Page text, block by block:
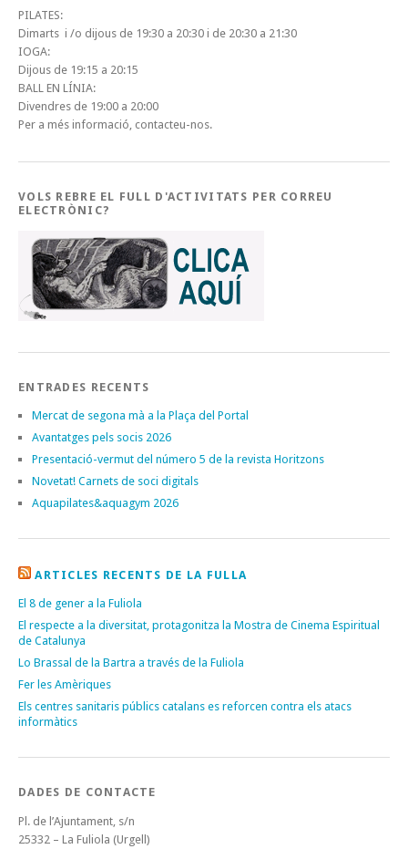
PILATES:
Dimarts i /o dijous de 19:30 a 20:30 i de 20:30 a 21:30
IOGA:
Dijous de 19:15 a 20:15
BALL EN LÍNIA:
Divendres de 19:00 a 20:00
Per a més informació, contacteu-nos.
VOLS REBRE EL FULL D'ACTIVITATS PER CORREU
ELECTRÒNIC?
ENTRADES RECENTS
Mercat de segona mà a la Plaça del Portal
Avantatges pels socis 2026
Presentació-vermut del número 5 de la revista Horitzons
Novetat! Carnets de soci digitals
Aquapilates&aquagym 2026
ARTICLES RECENTS DE LA FULLA
El 8 de gener a la Fuliola
El respecte a la diversitat, protagonitza la Mostra de Cinema Espiritual
de Catalunya
Lo Brassal de la Bartra a través de la Fuliola
Fer les Amèriques
Els centres sanitaris públics catalans es reforcen contra els atacs
informàtics
DADES DE CONTACTE
Pl. de l’Ajuntament, s/n
25332 – La Fuliola (Urgell)